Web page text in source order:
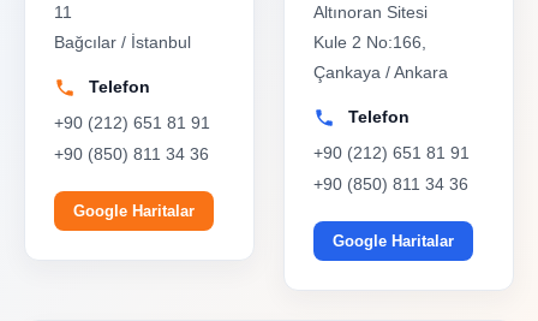
11
Bağcılar / İstanbul
Telefon
+90 (212) 651 81 91
+90 (850) 811 34 36
Google Haritalar
Altınoran Sitesi
Kule 2 No:166,
Çankaya / Ankara
Telefon
+90 (212) 651 81 91
+90 (850) 811 34 36
Google Haritalar